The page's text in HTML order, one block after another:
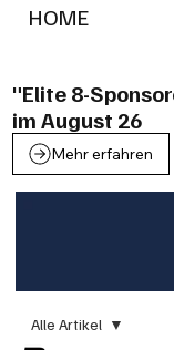
HOME
"Elite 8-
im August 26
Mehr erfahren
Alle Artikel